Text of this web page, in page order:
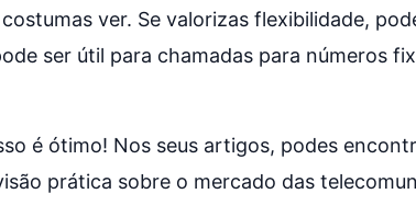
ver. Se valorizas flexibilidade,
ser útil para chamadas para números
é ótimo! Nos seus artigos, podes
prática sobre o mercado das